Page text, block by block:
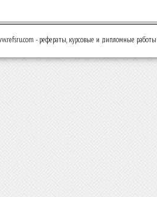
- рефераты, курсовые и дипломные работы